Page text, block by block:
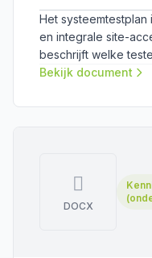
Het
en integrale site-
beschrijft welke
de iFAT en iSAT
Bekijk document
DOCX